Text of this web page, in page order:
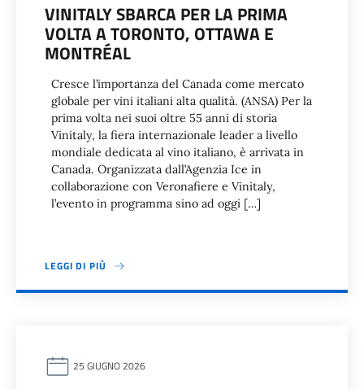
VINITALY SBARCA PER LA PRIMA
VOLTA A TORONTO, OTTAWA E
MONTRÉAL
Cresce l’importanza del Canada come mercato
globale per vini italiani alta qualità. (ANSA) Per la
prima volta nei suoi oltre 55 anni di storia
Vinitaly, la fiera internazionale leader a livello
mondiale dedicata al vino italiano, è arrivata in
Canada. Organizzata dall’Agenzia Ice in
collaborazione con Veronafiere e Vinitaly,
l’evento in programma sino ad oggi […]
LEGGI DI PIÙ
25 GIUGNO 2026